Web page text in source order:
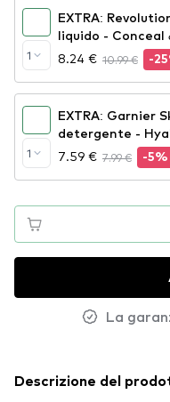
1
EXTRA:
liquido - Conceal
Coverage
8.24 € 10.99 € -
1
EXTRA: Garnier
detergente -
Wash
7.59 € 7.99 € -5%
La
Descrizione del